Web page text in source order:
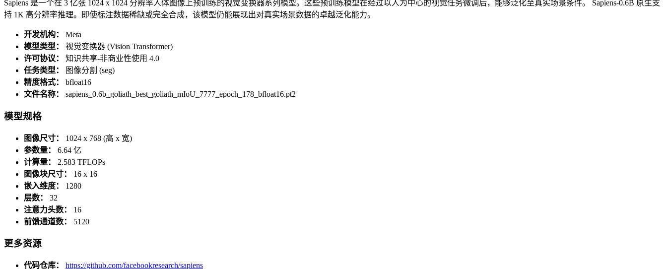
Sapiens 是一个在 3 亿张 1024 x 1024 分辨率人体图像上预训练的视觉变换器系列模型。这些预训练模型在经过以人为中心的视觉任务微调后，能够泛化至真实场景条件。 Sapiens-0.6B 原生支
持 1K 高分辨率推理。即使标注数据稀缺或完全合成，该模型仍能展现出对真实场景数据的卓越泛化能力。
开发机构：
Meta
模型类型：
视觉变换器 (Vision Transformer)
许可协议：
知识共享-非商业性使用 4.0
任务类型：
图像分割 (seg)
精度格式：
bfloat16
文件名称：
sapiens_0.6b_goliath_best_goliath_mIoU_7777_epoch_178_bfloat16.pt2
模型规格
图像尺寸：
1024 x 768 (高 x 宽)
参数量：
6.64 亿
计算量：
2.583 TFLOPs
图像块尺寸：
16 x 16
嵌入维度：
1280
层数：
32
注意力头数：
16
前馈通道数：
5120
更多资源
代码仓库： https://github.com/facebookresearch/sapiens